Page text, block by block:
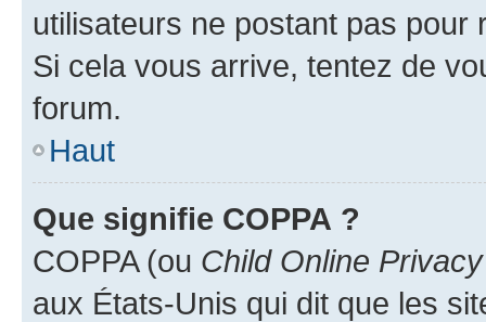
utilisateurs ne postant pas pour
Si cela vous arrive, tentez de
forum.
Haut
Que signifie COPPA ?
COPPA (ou Child Online
aux États-Unis qui dit que les